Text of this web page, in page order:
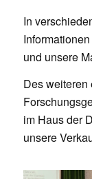
In
und unsere
Des weiteren
im Haus der
unsere